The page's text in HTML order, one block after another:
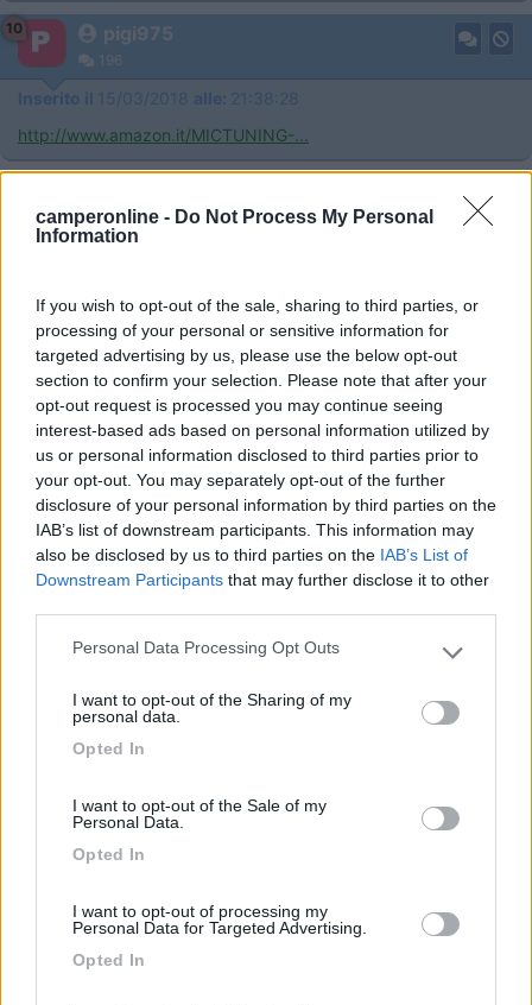
camperonline - Do Not Process My Personal
Information
If you wish to opt-out of the sale, sharing to third parties, or
processing of your personal or sensitive information for
targeted advertising by us, please use the below opt-out
section to confirm your selection. Please note that after your
opt-out request is processed you may continue seeing
interest-based ads based on personal information utilized by
us or personal information disclosed to third parties prior to
your opt-out. You may separately opt-out of the further
disclosure of your personal information by third parties on the
IAB’s list of downstream participants. This information may
also be disclosed by us to third parties on the IAB’s List of
Downstream Participants that may further disclose it to other
Please note that this website/app uses one or more Google
not limited to your visit or usage behaviour. You may click to
grant or deny consent to Google and its third-party tags to
use your data for below specified purposes in below Google
Personal Data Processing Opt Outs
I want to opt-out of the Sharing of my
personal data.
Opted In
I want to opt-out of the Sale of my
Personal Data.
Opted In
I want to opt-out of processing my
Personal Data for Targeted Advertising.
Opted In
10 pigi975
196
Inserito il 15/03/2018 alle: 21:38:28
http://www.amazon.it/MICTUNING-...
196
marcoalderotti
Inserito il16/03/2018
Acquistato poco tempo fa
Quanto bene non lo so dato che non posso fare confronti,ma
subzer0
683